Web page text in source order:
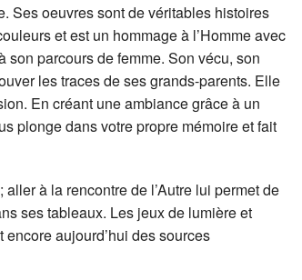
Ses oeuvres sont de véritables histoires
et est un hommage à l’Homme avec
son parcours de femme. Son vécu, son
les traces de ses grands-parents. Elle
En créant une ambiance grâce à un
plonge dans votre propre mémoire et fait
à la rencontre de l’Autre lui permet de
ses tableaux. Les jeux de lumière et
aujourd’hui des sources